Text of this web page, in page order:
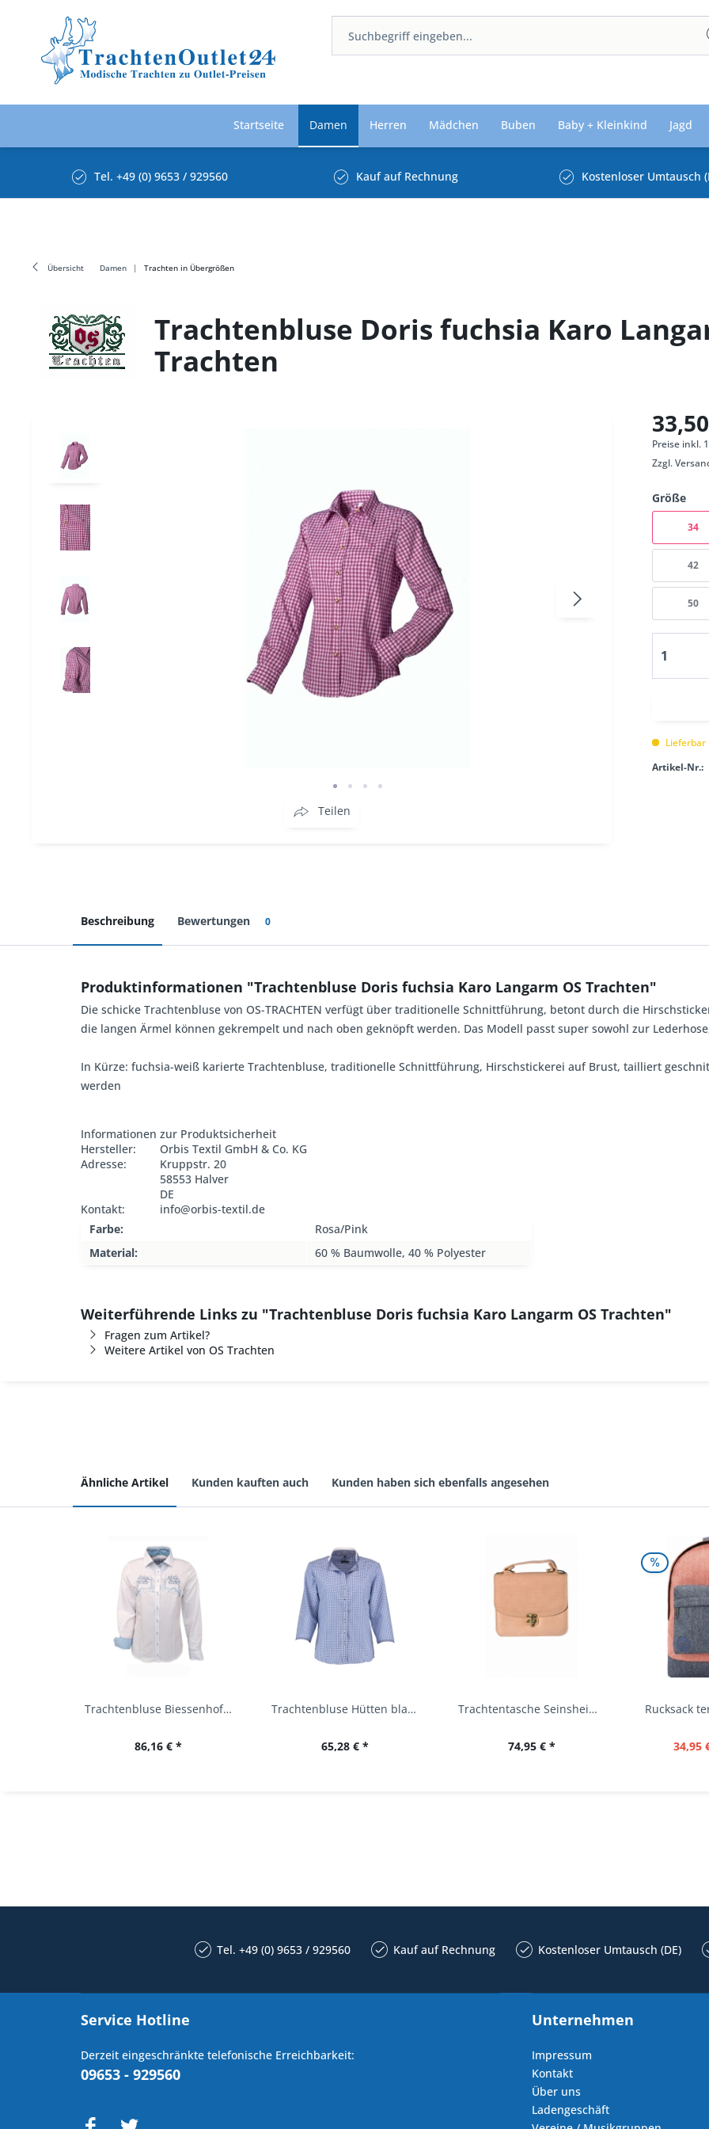
Startseite Damen Herren Mädchen Buben Baby + Kleinkind Jagd
Tel. +49 (0) 9653 / 929560 Kauf auf Rechnung Kostenloser Umtausch
Übersicht Damen Trachten in Übergrößen
Trachtenbluse Doris fuchsia Karo
Trachten
Teilen
Preise inkl.
Zzgl.
Größe
34
42
50
Lieferbar
Artikel-Nr.:
Beschreibung Bewertungen 0
Produktinformationen "Trachtenbluse Doris fuchsia Karo Langarm OS Trachten"
Die schicke Trachtenbluse von OS-TRACHTEN verfügt über traditionelle Schnittführung, betont durch die
die langen Ärmel können gekrempelt und nach oben geknöpft werden. Das Modell passt super sowohl zur
In Kürze: fuchsia-weiß karierte Trachtenbluse, traditionelle Schnittführung, Hirschstickerei auf Brust, tailliert
werden
Informationen zur Produktsicherheit
Hersteller:
Orbis Textil GmbH & Co. KG
Adresse:
Kruppstr. 20
58553 Halver
DE
Kontakt:
info@orbis-textil.de
Farbe:
Rosa/Pink
Material:
60 % Baumwolle, 40 % Polyester
Weiterführende Links zu "Trachtenbluse Doris fuchsia Karo Langarm OS Trachten"
Fragen zum Artikel?
Weitere Artikel von OS Trachten
Ähnliche Artikel Kunden kauften auch Kunden haben sich ebenfalls angesehen
Trachtenbluse Biessenhofen weiß Langarm OS...
86,16 € *
Trachtenbluse Hütten blau 7/8 Arm OS Trachten
65,28 € *
Trachtentasche Seinsheim lachs rosa Werner...
74,95 € * 34,95
Tel. +49 (0) 9653 / 929560 Kauf auf Rechnung Kostenloser Umtausch (DE)
Service Hotline
Derzeit eingeschränkte telefonische Erreichbarkeit:
09653 - 929560
Unternehmen
Impressum
Kontakt
Über uns
Ladengeschäft